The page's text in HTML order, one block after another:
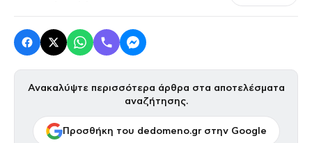
Ανακαλύψτε περισσότερα άρθρα στα αποτελέσματα
αναζήτησης.
Προσθήκη του dedomeno.gr στην Google